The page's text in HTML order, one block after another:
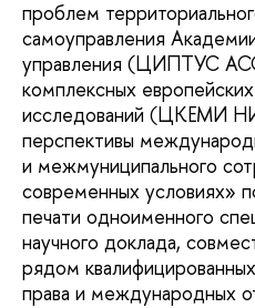
проблем
самоуправления
управления (ЦИПТУС
комплексных
исследований (ЦКЕМИ
перспективы
и межмуниципального
современных условиях»
печати одноименного
научного доклада,
рядом
права и международных